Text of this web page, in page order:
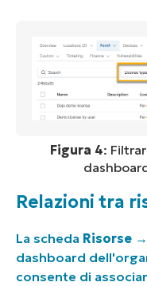
Figura 4:
Relazioni tra
La scheda Risorse →
dashboard
consente di